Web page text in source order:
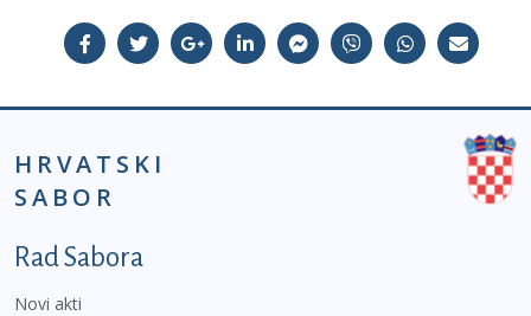
HRVATSKI
SABOR
Podnožje prvi izbornik
Rad Sabora
Novi akti